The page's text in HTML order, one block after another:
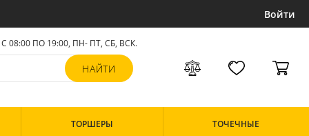
Войти
С 08:00 ПО 19:00, ПН- ПТ, СБ, ВСК.
ТОРШЕРЫ ТОЧЕЧНЫЕ